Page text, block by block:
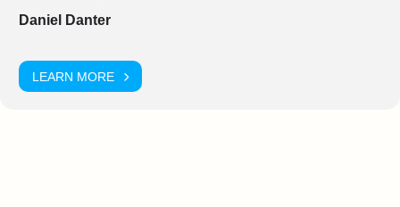
Daniel Danter
LEARN MORE